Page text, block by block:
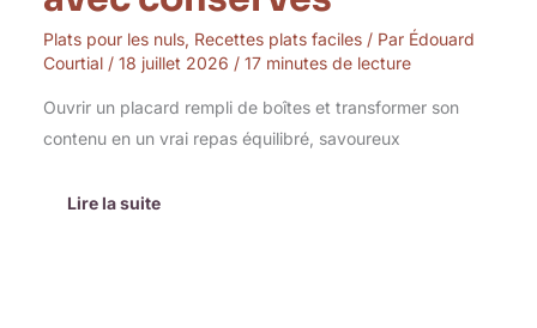
Plats pour les nuls, Recettes plats faciles/ Par Édouard
Courtial / 18 juillet 2026 / 17 minutes de lecture
Ouvrir un placard rempli de boîtes et transformer son
contenu en un vrai repas équilibré, savoureux
Lire la suite